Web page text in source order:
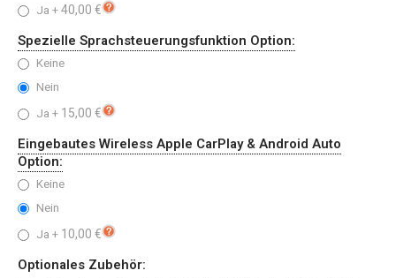
Ja +40,00 €
Spezielle Sprachsteuerungsfunktion Option:
Keine
Nein
Ja + 15,00 €
Eingebautes Wireless Apple CarPlay & Android Auto
Option:
Keine
Nein
Ja + 10,00 €
Optionales Zubehör: